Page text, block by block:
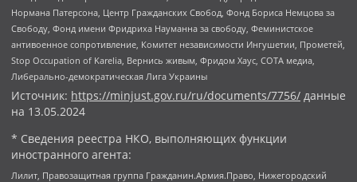
Нормана Патерсона, Центр Гражданских Свобод, Фонд Бориса Немцова за
Свободу, Фонд имени Фридриха Науманна за свободу, Феминистское
антивоенное сопротивление, Комитет независимости Ингушетии, Прометей,
Stop Occupation of Karelia, Вернись живым, Фридом Хаус, СОТА медиа,
Либерально-демократическая Лига Украины
Источник: https://minjust.gov.ru/ru/documents/7756/ данные
на 13.05.2024
* Сведения реестра НКО, выполняющих функции
иностранного агента:
Лилит, Правозащитная группа Гражданин.Армия.Право, Нижегородский